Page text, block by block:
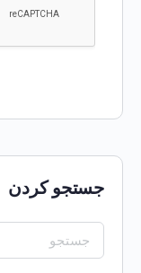
جستجو کردن
جست
و